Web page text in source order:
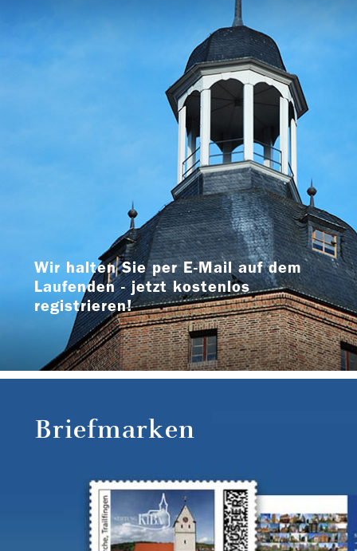
Wir halten Sie per E-Mail auf dem
Laufenden - jetzt kostenlos
registrieren!
Briefmarken